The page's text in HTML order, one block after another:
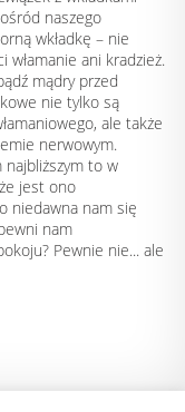
naszego
wkładkę – nie
włamanie ani kradzież.
mądry przed
nie tylko są
ale także
nerwowym.
to w
jest ono
niedawna nam się
nam
Pewnie nie... ale